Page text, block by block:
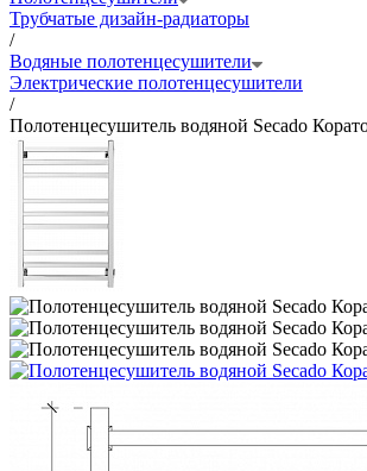
Трубчатые дизайн-радиаторы
/
Водяные полотенцесушители
Электрические полотенцесушители
/
Полотенцесушитель водяной Secado